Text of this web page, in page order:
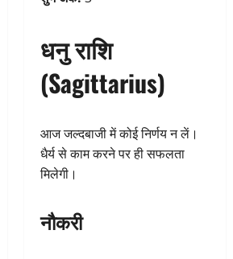
धनु राशि
(Sagittarius)
आज जल्दबाजी में कोई निर्णय न लें।
धैर्य से काम करने पर ही सफलता
मिलेगी।
नौकरी